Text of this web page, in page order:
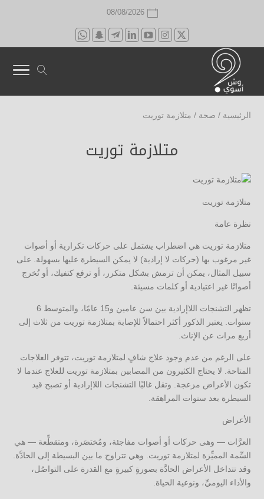
08/08/2026
الرئيسية / صحة / متلازمة توريت
متلازمة توريت
متلازمة توريت
نظرة عامة
متلازمة توريت هي اضطراب يشتمل على حركات تكرارية أو أصوات
غير مرغوب بها (حركات لا إرادية) لا يمكن السيطرة عليها بسهولة. على
سبيل المثال، يمكن أن ترمش بشكل متكرر، أو ترفع كتفيك، أو تُخرج
أصواتًا غير اعتيادية أو كلمات مسيئة.
تظهر التشنجات اللاإرادية بين سن عامين و15 عامًا، والمتوسط 6
سنوات. يعتبر الذكور أكثر احتمالاً للإصابة بمتلازمة توريت من ثلاث إلى
أربع مرات عن الإناث.
على الرغم من عدم وجود علاج شافٍ لمتلازمة توريت، تتوفر العلاجات
المتاحة. لا يحتاج الكثيرون من المصابين بمتلازمة توريت للعلاج عندما لا
تكون الأعراض مزعجة. وتقل غالبًا التشنجات اللاإرادية أو تصبح قيد
السيطرة بعد سنوات المراهقة.
الأعراض
العرَّات — وهى حركات أو أصوات مفاجئة، ومُختصَرة، ومتقطِّعة — هي
السِّمة المميِّزة لمتلازمة توريت. وهي تتراوح ما بين البسيطة إلى الحادَّة.
وقد تتداخل الأعراض الحادَّة بصورةٍ كبيرةٍ مع القدرة على التواصُل،
والأداء اليوميِّ، ونوعية الحياة.